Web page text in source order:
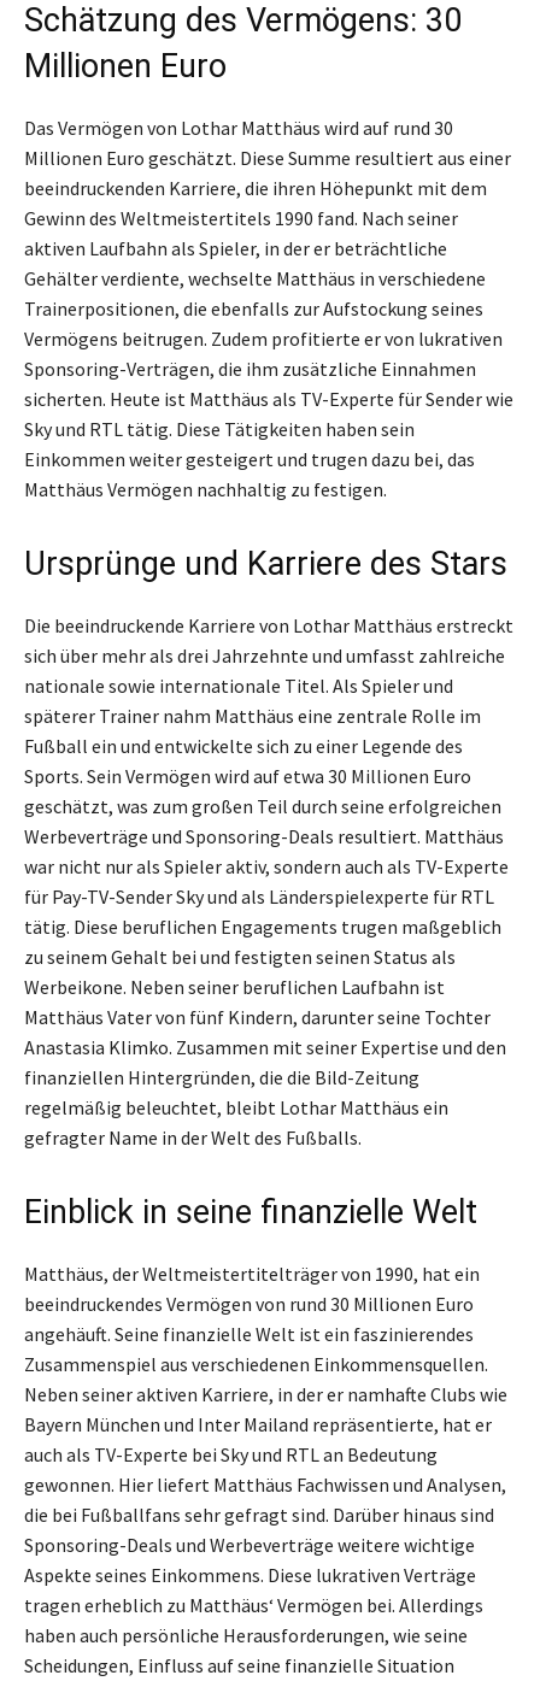
Schätzung des Vermögens: 30
Millionen Euro
Das Vermögen von Lothar Matthäus wird auf rund 30
Millionen Euro geschätzt. Diese Summe resultiert aus einer
beeindruckenden Karriere, die ihren Höhepunkt mit dem
Gewinn des Weltmeistertitels 1990 fand. Nach seiner
aktiven Laufbahn als Spieler, in der er beträchtliche
Gehälter verdiente, wechselte Matthäus in verschiedene
Trainerpositionen, die ebenfalls zur Aufstockung seines
Vermögens beitrugen. Zudem profitierte er von lukrativen
Sponsoring-Verträgen, die ihm zusätzliche Einnahmen
sicherten. Heute ist Matthäus als TV-Experte für Sender wie
Sky und RTL tätig. Diese Tätigkeiten haben sein
Einkommen weiter gesteigert und trugen dazu bei, das
Matthäus Vermögen nachhaltig zu festigen.
Ursprünge und Karriere des Stars
Die beeindruckende Karriere von Lothar Matthäus erstreckt
sich über mehr als drei Jahrzehnte und umfasst zahlreiche
nationale sowie internationale Titel. Als Spieler und
späterer Trainer nahm Matthäus eine zentrale Rolle im
Fußball ein und entwickelte sich zu einer Legende des
Sports. Sein Vermögen wird auf etwa 30 Millionen Euro
geschätzt, was zum großen Teil durch seine erfolgreichen
Werbeverträge und Sponsoring-Deals resultiert. Matthäus
war nicht nur als Spieler aktiv, sondern auch als TV-Experte
für Pay-TV-Sender Sky und als Länderspielexperte für RTL
tätig. Diese beruflichen Engagements trugen maßgeblich
zu seinem Gehalt bei und festigten seinen Status als
Werbeikone. Neben seiner beruflichen Laufbahn ist
Matthäus Vater von fünf Kindern, darunter seine Tochter
Anastasia Klimko. Zusammen mit seiner Expertise und den
finanziellen Hintergründen, die die Bild-Zeitung
regelmäßig beleuchtet, bleibt Lothar Matthäus ein
gefragter Name in der Welt des Fußballs.
Einblick in seine finanzielle Welt
Matthäus, der Weltmeistertitelträger von 1990, hat ein
beeindruckendes Vermögen von rund 30 Millionen Euro
angehäuft. Seine finanzielle Welt ist ein faszinierendes
Zusammenspiel aus verschiedenen Einkommensquellen.
Neben seiner aktiven Karriere, in der er namhafte Clubs wie
Bayern München und Inter Mailand repräsentierte, hat er
auch als TV-Experte bei Sky und RTL an Bedeutung
gewonnen. Hier liefert Matthäus Fachwissen und Analysen,
die bei Fußballfans sehr gefragt sind. Darüber hinaus sind
Sponsoring-Deals und Werbeverträge weitere wichtige
Aspekte seines Einkommens. Diese lukrativen Verträge
tragen erheblich zu Matthäus‘ Vermögen bei. Allerdings
haben auch persönliche Herausforderungen, wie seine
Scheidungen, Einfluss auf seine finanzielle Situation